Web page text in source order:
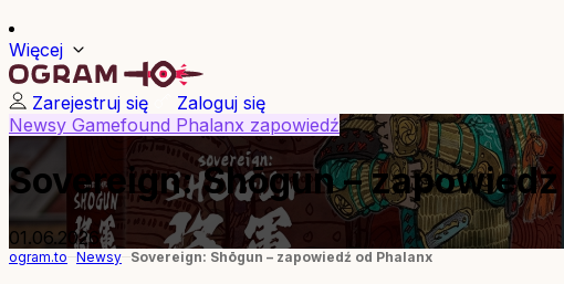
Więcej
Zarejestruj się
Zaloguj się
Newsy Gamefound Phalanx zapowiedź
Sovereign: Shōgun –
01.06.2026
ogram.to Newsy Sovereign: Shōgun – zapowiedź od Phalanx